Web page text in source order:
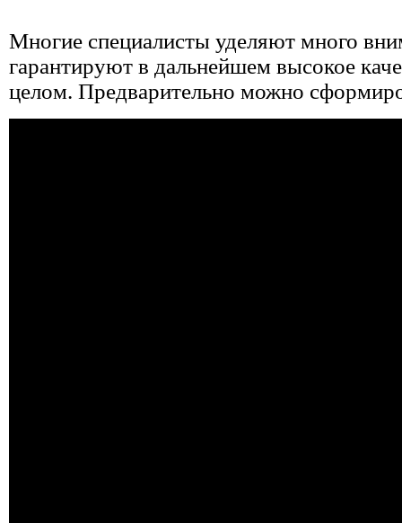
Многие специалисты уделяют много
гарантируют в дальнейшем высокое
целом. Предварительно можно